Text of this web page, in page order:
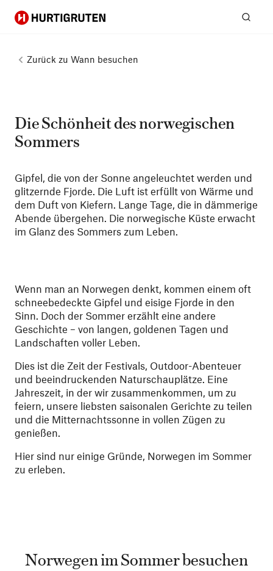
Hurtigruten
Zurück zu Wann besuchen
Die Schönheit des norwegischen
Sommers
Gipfel, die von der Sonne angeleuchtet werden und
glitzernde Fjorde. Die Luft ist erfüllt von Wärme und
dem Duft von Kiefern. Lange Tage, die in dämmerige
Abende übergehen. Die norwegische Küste erwacht
im Glanz des Sommers zum Leben.
Wenn man an Norwegen denkt, kommen einem oft
schneebedeckte Gipfel und eisige Fjorde in den
Sinn. Doch der Sommer erzählt eine andere
Geschichte – von langen, goldenen Tagen und
Landschaften voller Leben.
Dies ist die Zeit der Festivals, Outdoor-Abenteuer
und beeindruckenden Naturschauplätze. Eine
Jahreszeit, in der wir zusammenkommen, um zu
feiern, unsere liebsten saisonalen Gerichte zu teilen
und die Mitternachtssonne in vollen Zügen zu
genießen.
Hier sind nur einige Gründe, Norwegen im Sommer
zu erleben.
Norwegen im Sommer besuchen